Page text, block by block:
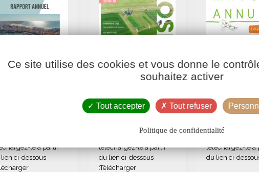
le à partir
ci-dessous
Rapport Annuel
Cliquez sur l’image pour
téléchargez-le à partir
du lien ci-dessous
:Télécharger
Rapport
Cliquez sur
téléchargez-le à
du lien ci-
Ce site utilise des cookies et vous donne le
souhaitez activer
Tout accepter Tout refuser
Politique de confidentialité